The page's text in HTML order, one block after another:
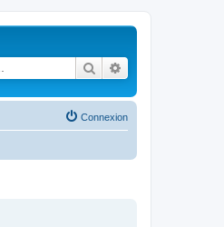
Rechercher
Connexion